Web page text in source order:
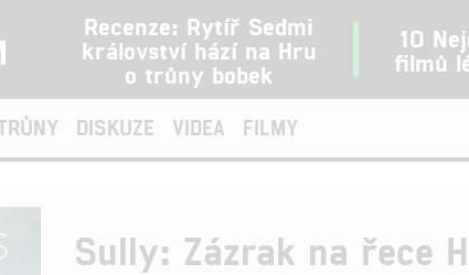
Recenze: Rytíř Sedmi
království hází na Hru
o trůny bobek
10
filmů
DISKUZE VIDEA FILMY
Sully: Zázrak na řece